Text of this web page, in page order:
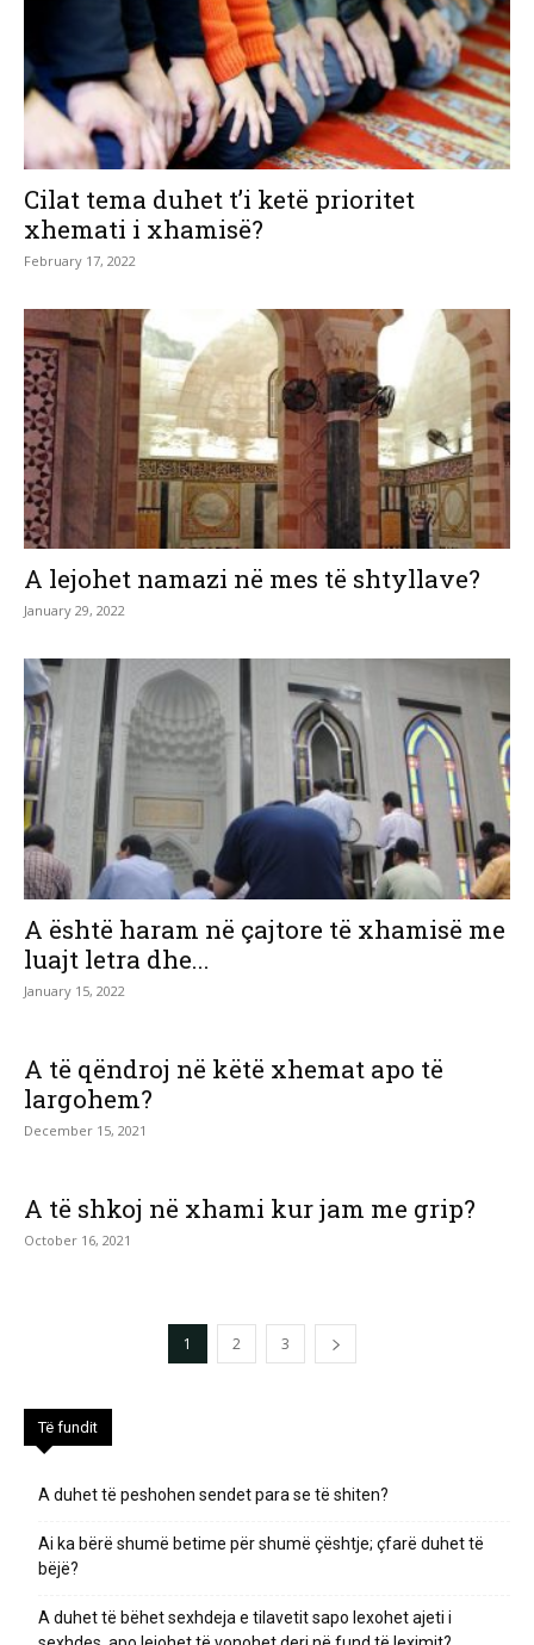
Cilat tema duhet t’i ketë prioritet
xhemati i xhamisë?
February 17, 2022
A lejohet namazi në mes të shtyllave?
January 29, 2022
A është haram në çajtore të xhamisë me
luajt letra dhe...
January 15, 2022
A të qëndroj në këtë xhemat apo të
largohem?
December 15, 2021
A të shkoj në xhami kur jam me grip?
October 16, 2021
1 2 3
Të fundit
A duhet të peshohen sendet para se të shiten?
Ai ka bërë shumë betime për shumë çështje; çfarë duhet të
bëjë?
A duhet të bëhet sexhdeja e tilavetit sapo lexohet ajeti i